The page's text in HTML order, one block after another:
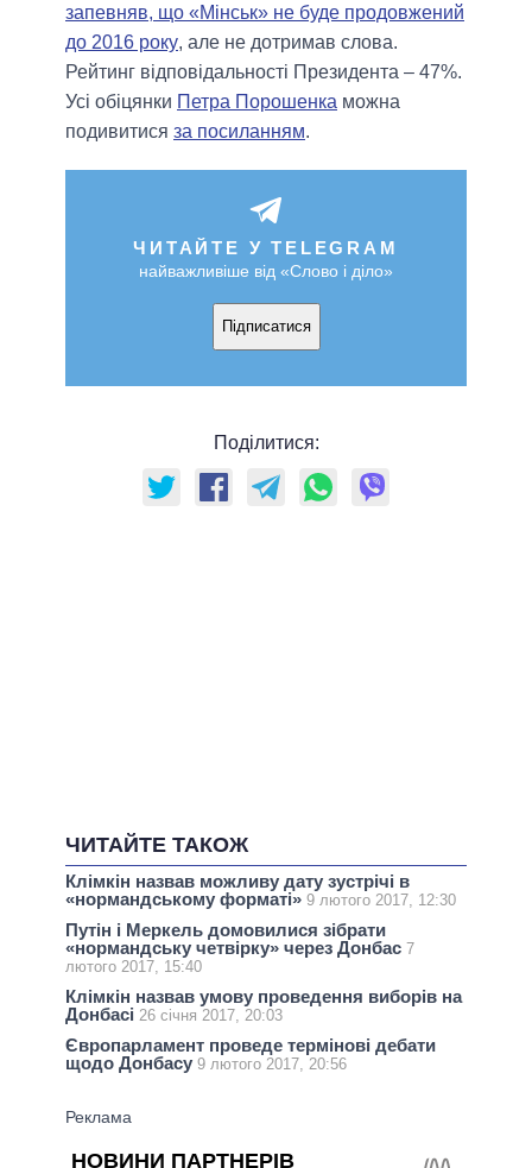
запевняв, що «Мінськ» не буде продовжений
до 2016 року, але не дотримав слова.
Рейтинг відповідальності Президента – 47%.
Усі обіцянки Петра Порошенка можна
подивитися за посиланням.
ЧИТАЙТЕ У TELEGRAM
найважливіше від «Слово і діло»
Підписатися
Поділитися:
ЧИТАЙТЕ ТАКОЖ
Клімкін назвав можливу дату зустрічі в
«нормандському форматі» 9 лютого 2017, 12:30
Путін і Меркель домовилися зібрати
«нормандську четвірку» через Донбас 7
лютого 2017, 15:40
Клімкін назвав умову проведення виборів на
Донбасі 26 січня 2017, 20:03
Європарламент проведе термінові дебати
щодо Донбасу 9 лютого 2017, 20:56